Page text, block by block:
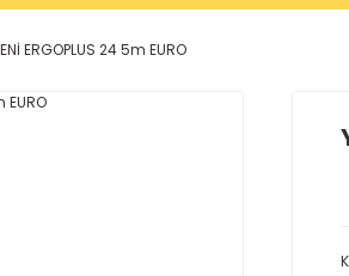
ERGOPLUS 24 5m EURO